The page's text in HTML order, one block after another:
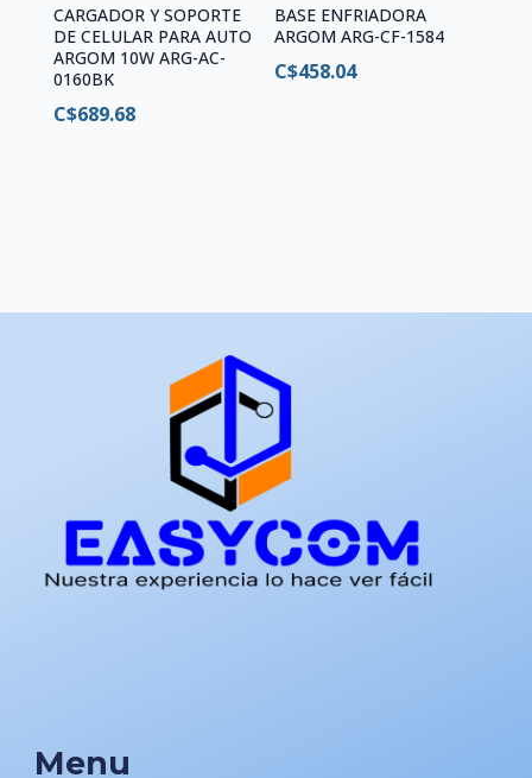
CARGADOR Y SOPORTE
DE CELULAR PARA AUTO
ARGOM 10W ARG-AC-
0160BK
C$689.68
BASE ENFRIADORA
ARGOM ARG-CF-1584
C$458.04
Menu